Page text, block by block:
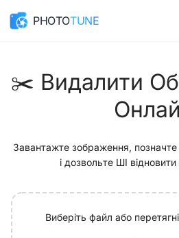
PHOTOTUNE
✂️ Видалити
Завантажте зображення,
і дозвольте ШІ
Виберіть файл або